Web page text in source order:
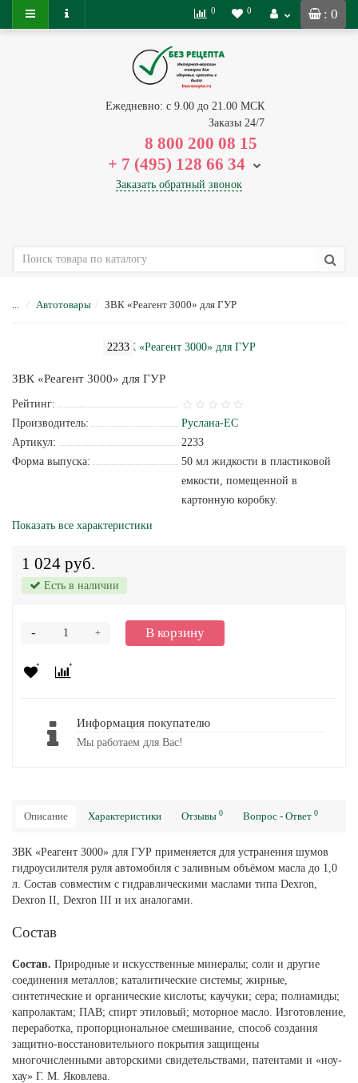
: 0
0 0
Ежедневно: с 9.00 до 21.00 МСК
Заказы 24/7
8 800 200 08 15
+ 7 (495) 128 66 34
Заказать обратный звонок
... Автотовары ЗВК «Реагент 3000» для ГУР
2233
ЗВК «Реагент 3000» для ГУР
Рейтинг:
Производитель:
Руслана-ЕС
Артикул:
2233
Форма выпуска:
50 мл жидкости в пластиковой
емкости, помещенной в
картонную коробку.
Показать все характеристики
1 024 руб.
Есть в наличии
+
- В корзину
Информация покупателю
Мы работаем для Вас!
Описание Характеристики Отзывы 0 Вопрос - Ответ 0
ЗВК «Реагент 3000» для ГУР применяется для устранения шумов
гидроусилителя руля автомобиля с заливным объёмом масла до 1,0
л. Состав совместим с гидравлическими маслами типа Dexron,
Dexron II, Dexron III и их аналогами.
Состав
Состав. Природные и искусственные минералы; соли и другие
соединения металлов; каталитические системы; жирные,
синтетические и органические кислоты; каучуки; сера; полиамиды;
капролактам; ПАВ; спирт этиловый; моторное масло. Изготовление,
переработка, пропорциональное смешивание, способ создания
защитно-восстановительного покрытия защищены
многочисленными авторскими свидетельствами, патентами и «ноу-
хау» Г. М. Яковлева.